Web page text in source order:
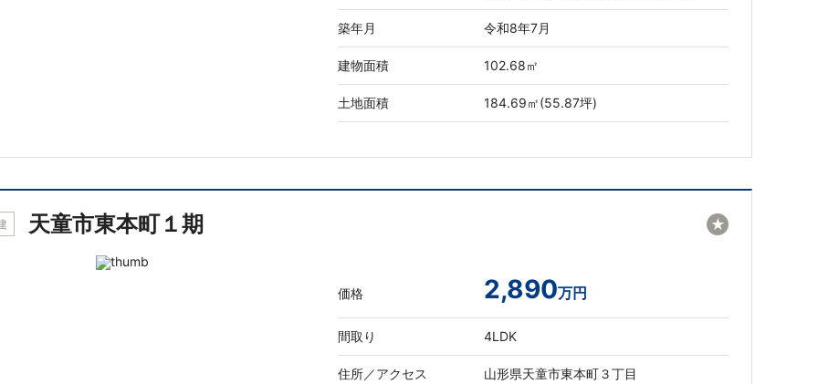
築年月 令和8年7月
建物面積 102.68㎡
土地面積 184.69㎡(55.87坪)
天童市東本町１期
価格 2,890万円
間取り 4LDK
住所／アクセス
山形県天童市東本町３丁目
★